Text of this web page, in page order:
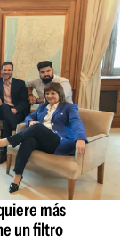
más
un filtro